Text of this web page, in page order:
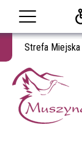
Strefa Miejska
Miasto i
Miasto i Gmina